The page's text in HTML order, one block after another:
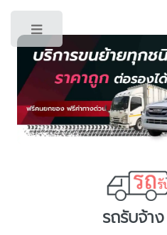
รถรับจ้า
Toggle